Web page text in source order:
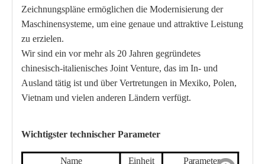
Zeichnungspläne ermöglichen die Modernisierung der
Maschinensysteme, um eine genaue und attraktive Leistung
zu erzielen.
Wir sind ein vor mehr als 20 Jahren gegründetes
chinesisch-italienisches Joint Venture, das im In- und
Ausland tätig ist und über Vertretungen in Mexiko, Polen,
Vietnam und vielen anderen Ländern verfügt.
Wichtigster technischer Parameter
Name Einheit Parameter